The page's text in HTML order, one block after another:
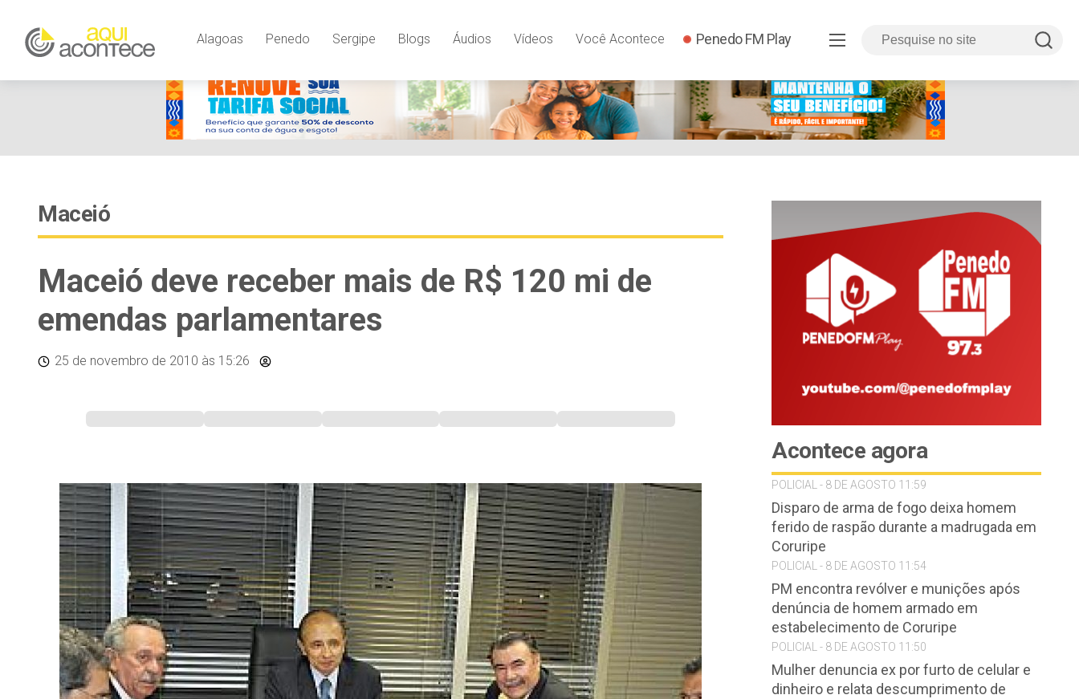
Alagoas Penedo Sergipe Blogs Áudios Vídeos Você Acontece Penedo FM Play
Maceió
Maceió deve receber mais de R$ 120 mi de
emendas parlamentares
25 de novembro de 2010 às 15:26
Acontece agora
POLICIAL - 8 DE AGOSTO 11:59
Disparo de arma de fogo deixa homem
ferido de raspão durante a madrugada em
Coruripe
POLICIAL - 8 DE AGOSTO 11:54
PM encontra revólver e munições após
denúncia de homem armado em
estabelecimento de Coruripe
POLICIAL - 8 DE AGOSTO 11:50
Mulher denuncia ex por furto de celular e
dinheiro e relata descumprimento de